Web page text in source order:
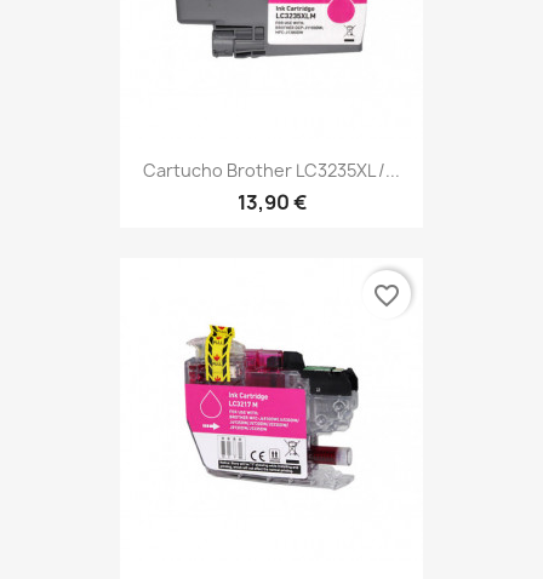
Cartucho Brother LC3235XL /...
13,90 €
favorite_border